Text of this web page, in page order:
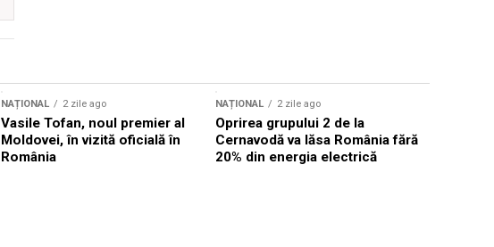
NAȚIONAL 2 zile ago
Vasile Tofan, noul premier al
Moldovei, în vizită oficială în
România
NAȚIONAL 2 zile ago
Oprirea grupului 2 de la
Cernavodă va lăsa România fără
20% din energia electrică